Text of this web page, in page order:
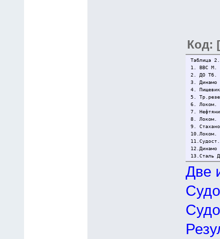
Код:
Таблица
1. ВВС М.
2. ДО Тб.
3.
4.
5.
6.
7.
8.
9.
13.Сталь
Две